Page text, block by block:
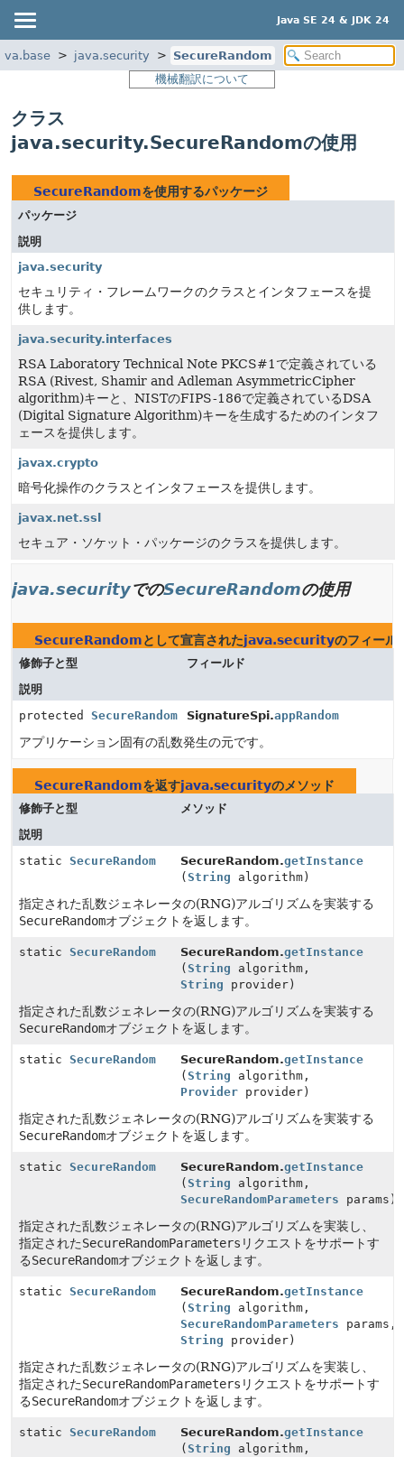
Java SE 24 & JDK 24
java.security
SecureRandom
機械翻訳について
クラス
java.security.SecureRandomの使用
SecureRandomを使用するパッケージ
パッケージ
説明
java.security
セキュリティ・フレームワークのクラスとインタフェースを提
供します。
java.security.interfaces
RSA Laboratory Technical Note PKCS#1で定義されている
RSA (Rivest, Shamir and Adleman AsymmetricCipher
algorithm)キーと、NISTのFIPS-186で定義されているDSA
(Digital Signature Algorithm)キーを生成するためのインタフ
ェースを提供します。
javax.crypto
暗号化操作のクラスとインタフェースを提供します。
javax.net.ssl
セキュア・ソケット・パッケージのクラスを提供します。
java.securityでのSecureRandomの使用
SecureRandomとして宣言されたjava.securityのフィール
修飾子と型
フィールド
説明
protected SecureRandom SignatureSpi.appRandom
アプリケーション固有の乱数発生の元です。
SecureRandomを返すjava.securityのメソッド
修飾子と型
メソッド
説明
static SecureRandom SecureRandom.getInstance
(String algorithm)
指定された乱数ジェネレータの(RNG)アルゴリズムを実装する
SecureRandomオブジェクトを返します。
static SecureRandom SecureRandom.getInstance
(String algorithm,
String provider)
指定された乱数ジェネレータの(RNG)アルゴリズムを実装する
SecureRandomオブジェクトを返します。
static SecureRandom SecureRandom.getInstance
(String algorithm,
Provider provider)
指定された乱数ジェネレータの(RNG)アルゴリズムを実装する
SecureRandomオブジェクトを返します。
static SecureRandom SecureRandom.getInstance
(String algorithm,
SecureRandomParameters params)
指定された乱数ジェネレータの(RNG)アルゴリズムを実装し、
指定されたSecureRandomParameters リクエストをサポートす
るSecureRandomオブジェクトを返します。
static SecureRandom SecureRandom.getInstance
(String algorithm,
SecureRandomParameters params,
String provider)
指定された乱数ジェネレータの(RNG)アルゴリズムを実装し、
指定されたSecureRandomParameters リクエストをサポートす
るSecureRandomオブジェクトを返します。
static SecureRandom SecureRandom.getInstance
(String algorithm,